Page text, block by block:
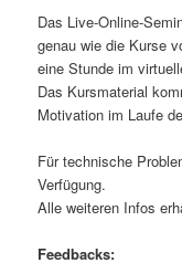
Das Live-Online-
genau wie die Kurse
eine Stunde im
Das Kursmaterial
Motivation im Laufe
Für technische
Verfügung.
Alle weiteren Infos
Feedbacks: